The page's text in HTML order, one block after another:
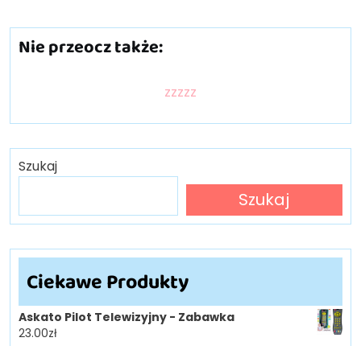
Nie przeocz także:
zzzzz
Szukaj
Szukaj
Ciekawe Produkty
Askato Pilot Telewizyjny - Zabawka
23.00zł